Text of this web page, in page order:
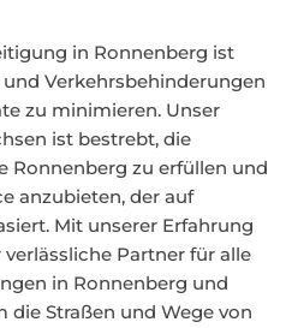
in Ronnenberg ist
Verkehrsbehinderungen
zu minimieren. Unser
ist bestrebt, die
Ronnenberg zu erfüllen und
anzubieten, der auf
Mit unserer Erfahrung
Partner für alle
in Ronnenberg und
die Straßen und Wege von